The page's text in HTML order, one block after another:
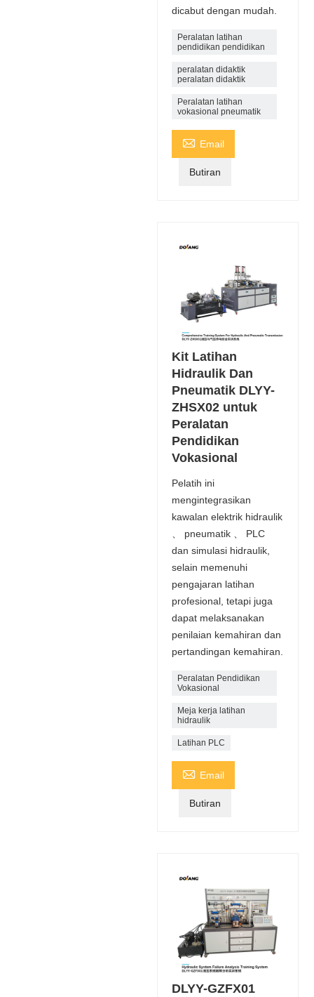
dicabut dengan mudah.
Peralatan latihan
pendidikan pendidikan
peralatan didaktik
peralatan didaktik
Peralatan latihan
vokasional pneumatik
 Email
Butiran
Kit Latihan
Hidraulik Dan
Pneumatik DLYY-
ZHSX02 untuk
Peralatan
Pendidikan
Vokasional
Pelatih ini
mengintegrasikan
kawalan elektrik hidraulik
、 pneumatik 、 PLC
dan simulasi hidraulik,
selain memenuhi
pengajaran latihan
profesional, tetapi juga
dapat melaksanakan
penilaian kemahiran dan
pertandingan kemahiran.
Peralatan Pendidikan
Vokasional
Meja kerja latihan
hidraulik
Latihan PLC
 Email
Butiran
DLYY-GZFX01